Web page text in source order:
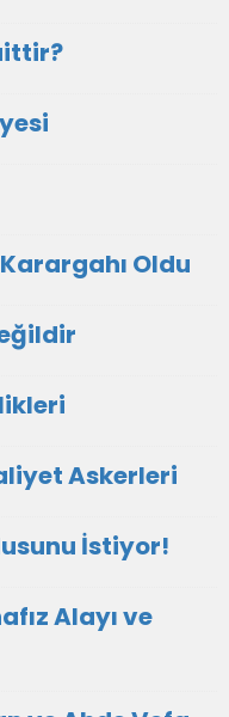
Oldu
Askerleri
İstiyor!
Alayı ve